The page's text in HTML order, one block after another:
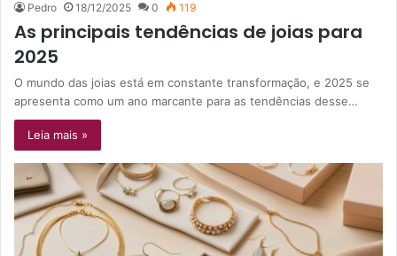
Pedro 18/12/2025 0 119
As principais tendências de joias para
2025
O mundo das joias está em constante transformação, e 2025 se
apresenta como um ano marcante para as tendências desse…
Leia mais »